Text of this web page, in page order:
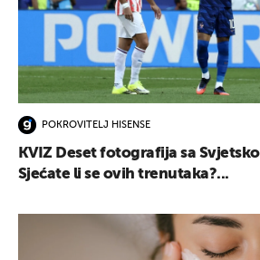
POKROVITELJ HISENSE
KVIZ Deset fotografija sa
Sjećate li se ovih trenutaka?...